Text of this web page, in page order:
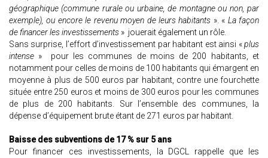
géographique (commune rurale ou urbaine, de montagne ou non, par
exemple), ou encore le revenu moyen de leurs habitants ». « La façon
de financer les investissements » jouerait également un rôle.
Sans surprise, l’effort d’investissement par habitant est ainsi «plus
intense » pour les communes de moins de 200 habitants, et
notamment pour celles de moins de 100 habitants qui émargent en
moyenne à plus de 500 euros par habitant, contre une fourchette
située entre 250 euros et moins de 300 euros pour les communes
de plus de 200 habitants. Sur l’ensemble des communes, la
dépense d’équipement brute étant de 271 euros par habitant.
Baisse des subventions de 17 % sur 5 ans
Pour financer ces investissements, la DGCL rappelle que les